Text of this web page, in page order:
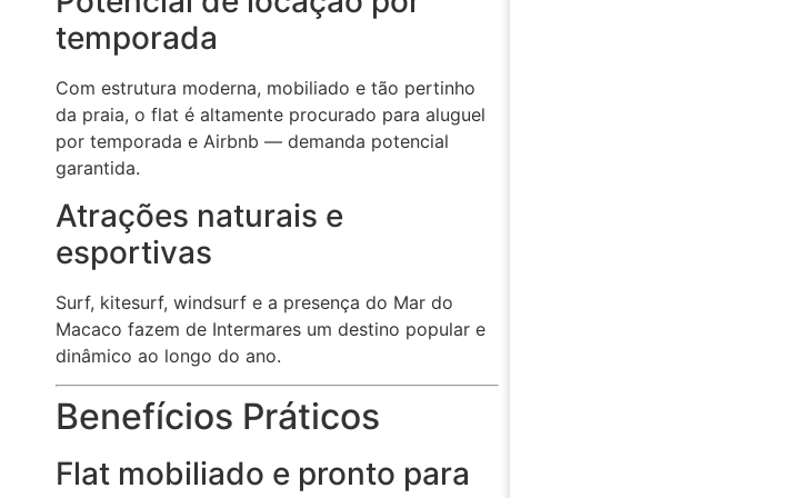
temporada
Com estrutura moderna, mobiliado e tão pertinho
da praia, o flat é altamente procurado para aluguel
por temporada e Airbnb — demanda potencial
garantida.
Atrações naturais e
esportivas
Surf, kitesurf, windsurf e a presença do Mar do
Macaco fazem de Intermares um destino popular e
dinâmico ao longo do ano.
Benefícios Práticos
Flat mobiliado e pronto para